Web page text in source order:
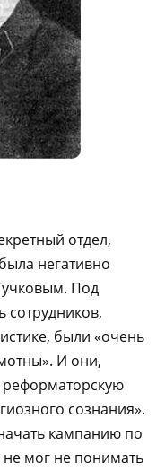
отдел,
негативно
Под
сотрудников,
были «очень
И они,
реформаторскую
сознания».
кампанию по
мог не понимать